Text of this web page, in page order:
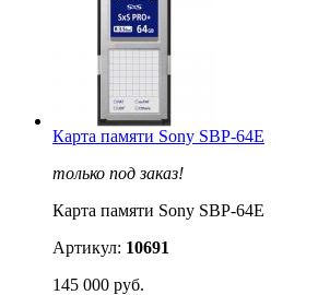
Карта памяти Sony SBP-64E
только под заказ!
Карта памяти Sony SBP-64E
Артикул: 10691
145 000 руб.